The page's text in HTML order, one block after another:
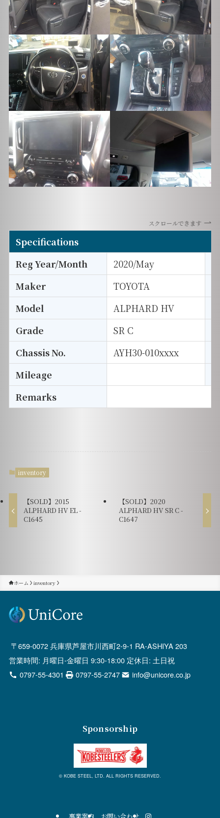
スクロールできます
Specifications
Reg Year/Month
2020/May
Maker
TOYOTA
Model
ALPHARD HV
Grade
SR C
Chassis No.
AYH30-010xxxx
Mileage
Remarks
inventory
【SOLD】2015
ALPHARD HV EL -
C1645
【SOLD】2020
ALPHARD HV SR C -
C1647
ホーム inventory
659-0072 兵庫県芦屋市川西町2-9-1 RA-ASHIYA 203
営業時間: 月曜日-金曜日 9:30-18:00 定休日: 土日祝
0797-55-4301
0797-55-2747 info@unicore.co.jp
Sponsorship
© KOBE STEEL, LTD. ALL RIGHTS RESERVED.